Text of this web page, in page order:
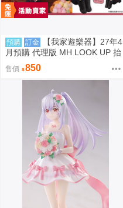
預購 訂金
【我家遊樂器】27年4
月預購 代理版 MH LOOK UP 抬
頭系列 刀劍亂舞ONLINE 加州清
光
售價 850